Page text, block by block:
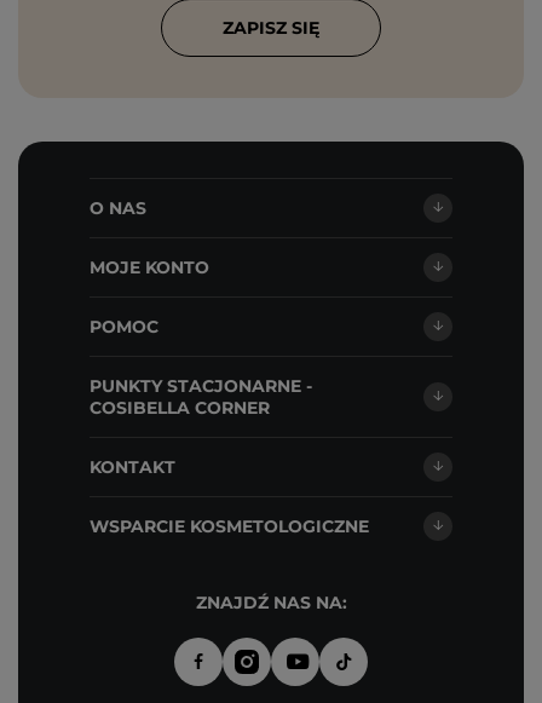
ZAPISZ SIĘ
O NAS
MOJE KONTO
POMOC
PUNKTY STACJONARNE -
COSIBELLA CORNER
KONTAKT
WSPARCIE KOSMETOLOGICZNE
ZNAJDŹ NAS NA: